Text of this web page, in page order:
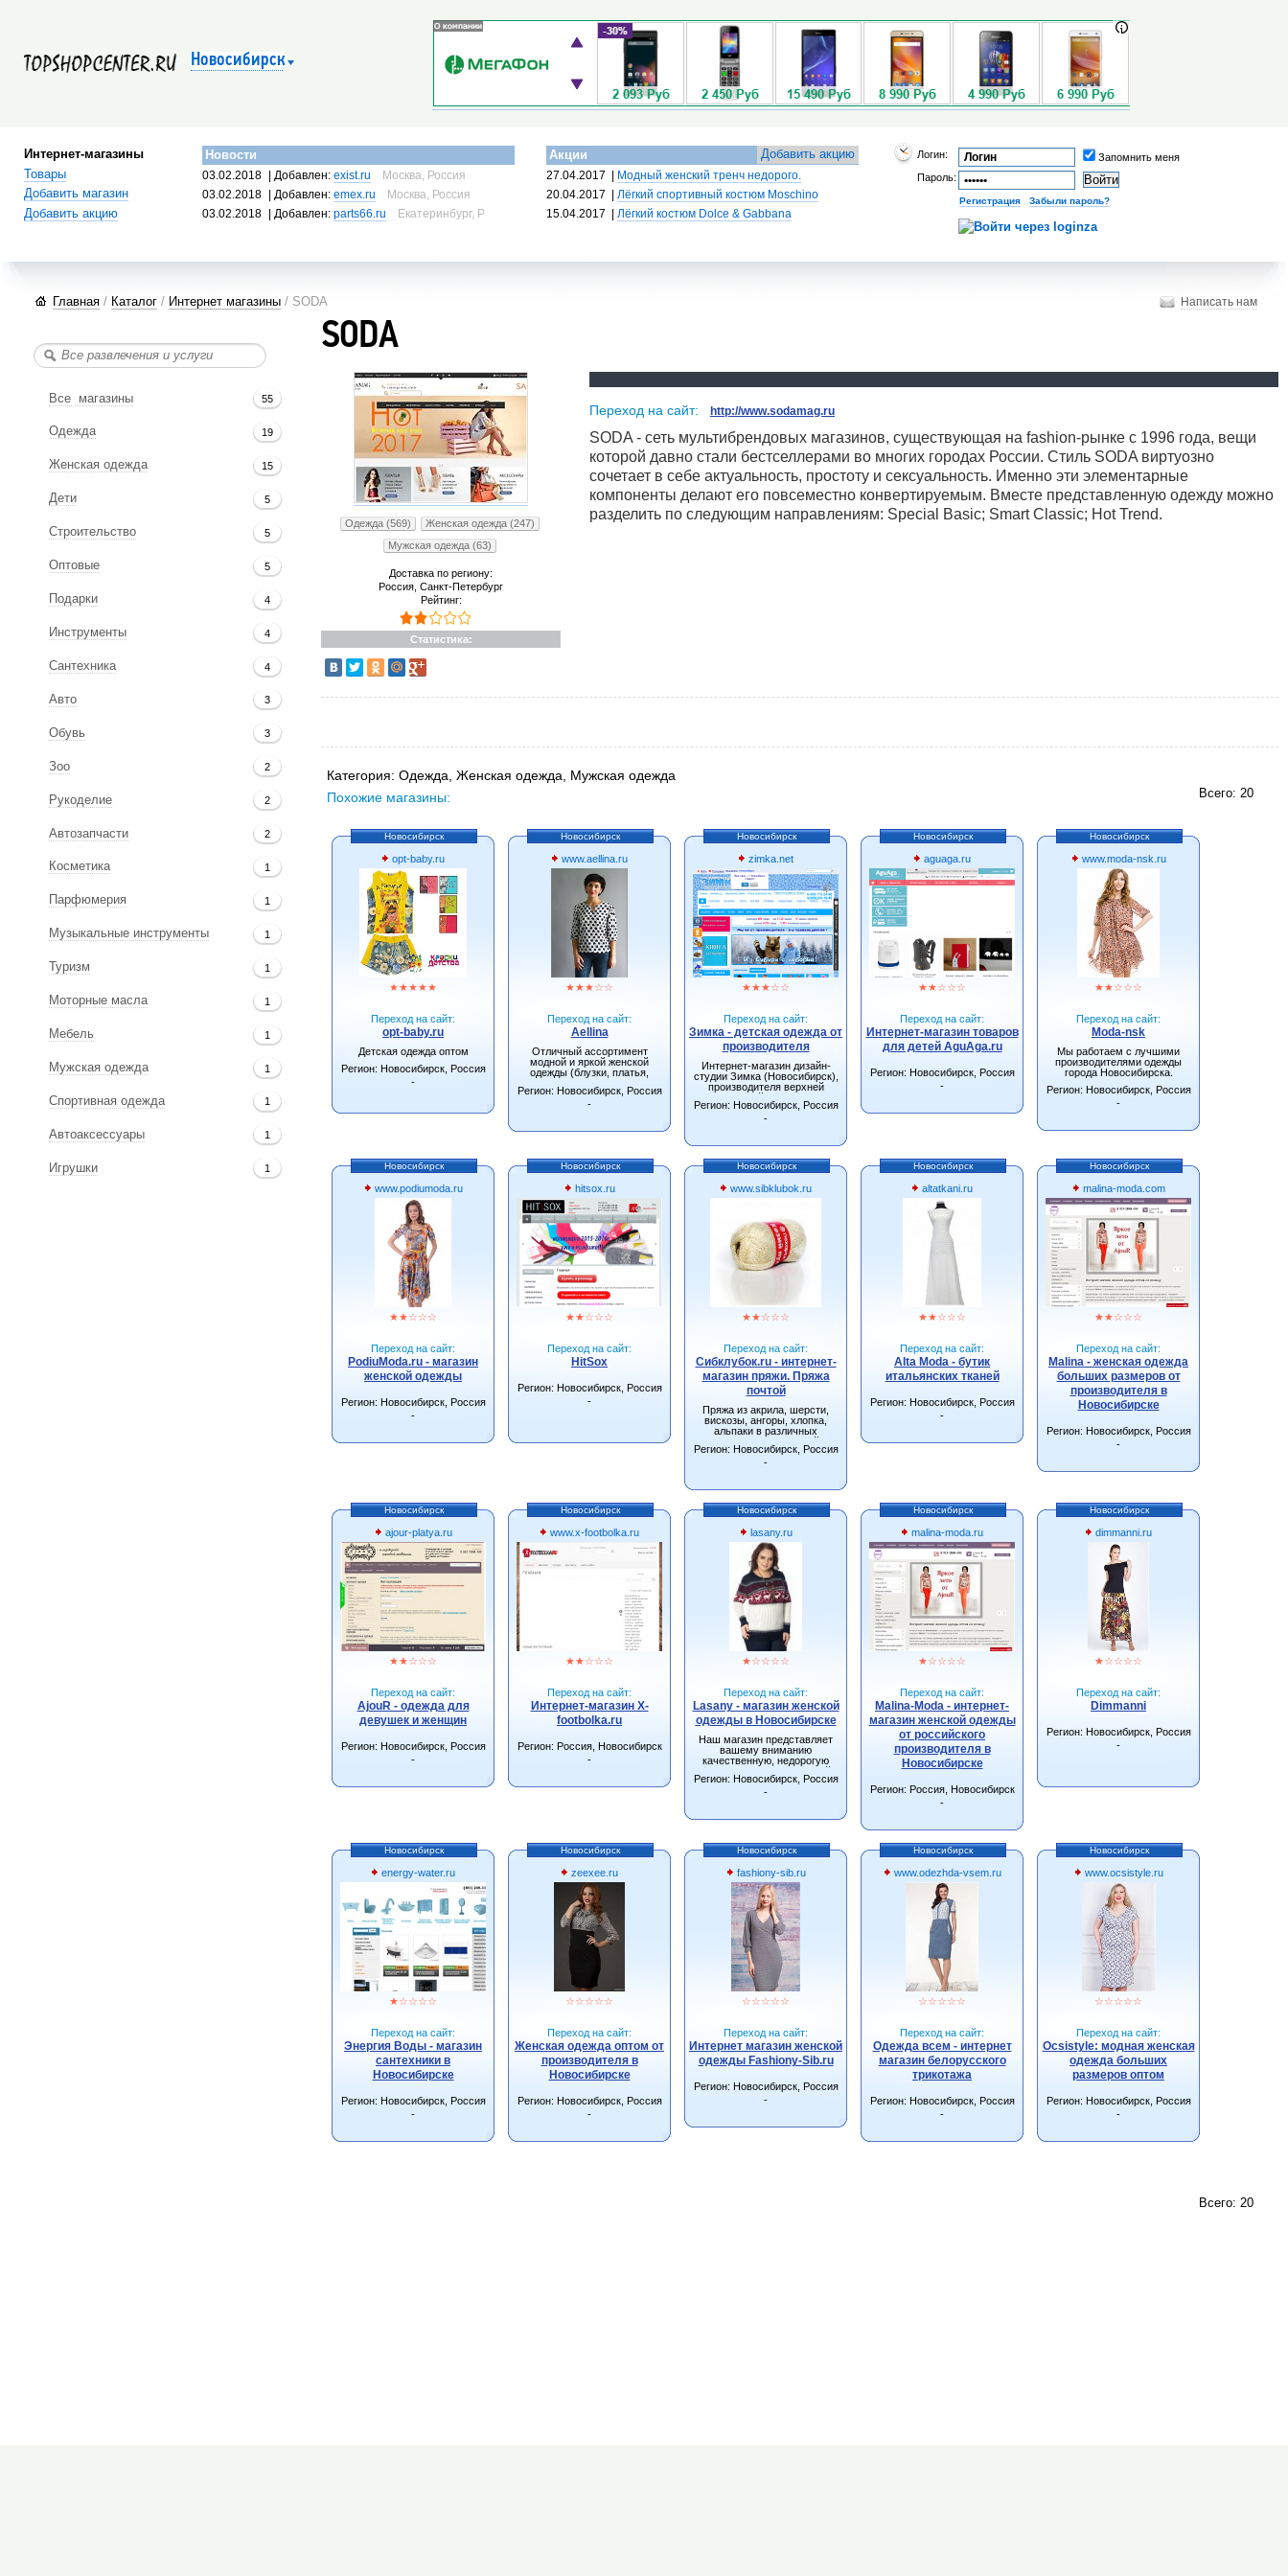
Новосибирск
Интернет-магазины
Товары
Добавить магазин
Добавить акцию
Новости
03.02.2018 | Добавлен: exist.ru
Москва, Россия
03.02.2018
| Добавлен: emex.ru
Москва, Россия
03.02.2018
| Добавлен: parts66.ru Екатеринбург, Россия
Добавить акцию
Акции
27.04.2017
Модный женский тренч недорого.
20.04.2017
Лёгкий спортивный костюм Moschino
15.04.2017
Лёгкий костюм Dolce & Gabbana
Логин:
Запомнить меня
Пароль:
Регистрация| Забыли пароль?
Написать нам
Главная / Каталог / Интернет магазины / SODA
Все магазины 55
Одежда 19
Женская одежда 15
Дети 5
Строительство 5
Оптовые 5
Подарки 4
Инструменты 4
Сантехника 4
Авто 3
Обувь 3
Зоо 2
Рукоделие 2
Автозапчасти 2
Косметика 1
Парфюмерия 1
Музыкальные инструменты 1
Туризм 1
Моторные масла 1
Мебель 1
Мужская одежда 1
Спортивная одежда 1
Автоаксессуары 1
Игрушки 1
SODA
Одежда (569)
Женская одежда (247)
Мужская одежда (63)
Доставка по региону:
Россия, Санкт-Петербург
Рейтинг:
Статистика:
Переход на сайт: http://www.sodamag.ru
SODA - сеть мультибрендовых магазинов, существующая на fashion-рынке с 1996 года, вещи
которой давно стали бестселлерами во многих городах России. Стиль SODA виртуозно
сочетает в себе актуальность, простоту и сексуальность. Именно эти элементарные
компоненты делают его повсеместно конвертируемым. Вместе представленную одежду можно
разделить по следующим направлениям: Special Basic; Smart Classic; Hot Trend.
Категория: Одежда, Женская одежда, Мужская одежда
Похожие магазины:
Всего: 20
Новосибирск
opt-baby.ru
★★★★★
Переход на сайт:
opt-baby.ru
Детская одежда оптом
Регион: Новосибирск, Россия
-
Новосибирск
www.aellina.ru
★★★☆☆
Переход на сайт:
Aellina
Отличный ассортимент
модной и яркой женской
одежды (блузки, платья,
Регион: Новосибирск, Россия
-
Новосибирск
zimka.net
★★★☆☆
Переход на сайт:
Зимка - детская одежда от
производителя
Интернет-магазин дизайн-
студии Зимка (Новосибирск),
производителя верхней
детской одежды.
Регион: Новосибирск, Россия
-
Новосибирск
aguaga.ru
★★☆☆☆
Переход на сайт:
Интернет-магазин товаров
для детей AguAga.ru
Регион: Новосибирск, Россия
-
Новосибирск
www.moda-nsk.ru
★★☆☆☆
Переход на сайт:
Moda-nsk
Мы работаем с лучшими
производителями одежды
города Новосибирска.
Регион: Новосибирск, Россия
-
Новосибирск
www.podiumoda.ru
★★☆☆☆
Переход на сайт:
PodiuModa.ru - магазин
женской одежды
Регион: Новосибирск, Россия
-
Новосибирск
hitsox.ru
★★☆☆☆
Переход на сайт:
HitSox
Регион: Новосибирск, Россия
-
Новосибирск
www.sibklubok.ru
★★☆☆☆
Переход на сайт:
Сибклубок.ru - интернет-
магазин пряжи. Пряжа
почтой
Пряжа из акрила, шерсти,
вискозы, ангоры, хлопка,
альпаки в различных
сочетаниях. Большой
ассортимент спиц, крючков и
других инструментов для
Регион: Новосибирск, Россия
-
Новосибирск
altatkani.ru
★★☆☆☆
Переход на сайт:
Alta Moda - бутик
итальянских тканей
Регион: Новосибирск, Россия
-
Новосибирск
malina-moda.com
★★☆☆☆
Переход на сайт:
Malina - женская одежда
больших размеров от
производителя в
Новосибирске
Регион: Новосибирск, Россия
-
Новосибирск
ajour-platya.ru
★★☆☆☆
Переход на сайт:
AjouR - одежда для
девушек и женщин
Регион: Новосибирск, Россия
-
Новосибирск
www.x-footbolka.ru
★★☆☆☆
Переход на сайт:
Интернет-магазин X-
footbolka.ru
Регион: Россия, Новосибирск
-
Новосибирск
lasany.ru
★☆☆☆☆
Переход на сайт:
Lasany - магазин женской
одежды в Новосибирске
Наш магазин представляет
вашему вниманию
качественную, недорогую
одежду от производителей
г.Новосибирска.
Регион: Новосибирск, Россия
-
Новосибирск
malina-moda.ru
★☆☆☆☆
Переход на сайт:
Malina-Moda - интернет-
магазин женской одежды
от российского
производителя в
Новосибирске
Регион: Россия, Новосибирск
-
Новосибирск
dimmanni.ru
★☆☆☆☆
Переход на сайт:
Dimmanni
Регион: Новосибирск, Россия
-
Новосибирск
energy-water.ru
★☆☆☆☆
Переход на сайт:
Энергия Воды - магазин
сантехники в
Новосибирске
Регион: Новосибирск, Россия
-
Новосибирск
zeexee.ru
☆☆☆☆☆
Переход на сайт:
Женская одежда оптом от
производителя в
Новосибирске
Регион: Новосибирск, Россия
-
Новосибирск
fashiony-sib.ru
☆☆☆☆☆
Переход на сайт:
Интернет магазин женской
одежды Fashiony-Sib.ru
Регион: Новосибирск, Россия
-
Новосибирск
www.odezhda-vsem.ru
☆☆☆☆☆
Переход на сайт:
Одежда всем - интернет
магазин белорусского
трикотажа
Регион: Новосибирск, Россия
-
Новосибирск
www.ocsistyle.ru
☆☆☆☆☆
Переход на сайт:
Ocsistyle: модная женская
одежда больших
размеров оптом
Регион: Новосибирск, Россия
-
Всего: 20